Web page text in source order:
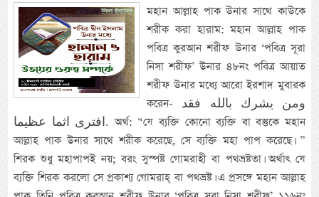
মহান আল্লাহ পাক উনার সাথে কাউকে
শরীক করা হারাম: মহান আল্লাহ পাক
পবিত্র কুরআন শরীফ উনার ‘পবিত্র সূরা
নিসা শরীফ’ উনার ৪৮নং পবিত্র আয়াত
শরীফ উনার মধ্যে আরো ইরশাদ মুবারক
করেন- ومن يشرك بالله فقد
افترى اثما عظيما. অর্থ: “যে ব্যক্তি কোনো ব্যক্তি বা বস্তুকে মহান
আল্লাহ পাক উনার সাথে শরীক করেছে, সে ব্যক্তি মহা পাপ করেছে। ”
শিরক শুধু মহাপাপই নয়; বরং সুস্পষ্ট গোমরাহী বা পথভ্রষ্টতা। অর্থাৎ যে
ব্যক্তি শিরক করলো সে প্রকাশ্য গোমরাহ্ বা পথভ্রষ্ট। এ প্রসঙ্গে মহান আল্লাহ